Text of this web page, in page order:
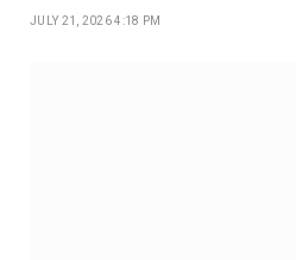
JULY 21, 2026 4:18 PM